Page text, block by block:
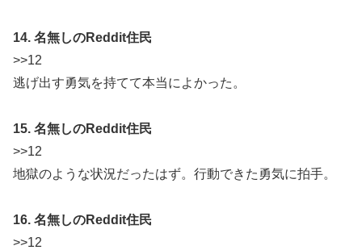
14. 名無しのReddit住民
>>12
逃げ出す勇気を持てて本当によかった。
15. 名無しのReddit住民
>>12
地獄のような状況だったはず。行動できた勇気に拍手。
16. 名無しのReddit住民
>>12